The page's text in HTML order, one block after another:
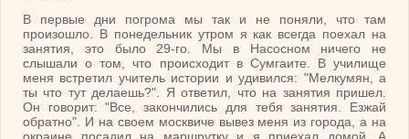
В первые дни погрома мы так и не поняли, что там
произошло. В понедельник утром я как всегда поехал на
занятия, это было 29-го. Мы в Насосном ничего не
слышали о том, что происходит в Сумгаите. В училище
меня встретил учитель истории и удивился: "Мелкумян, а
ты что тут делаешь?". Я ответил, что на занятия пришел.
Он говорит: "Все, закончились для тебя занятия. Езжай
обратно". И на своем москвиче вывез меня из города, а на